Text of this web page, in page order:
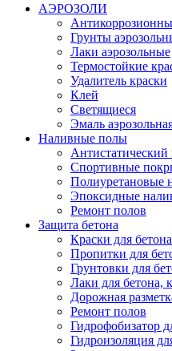
АЭРОЗОЛИ
Грунты
Лаки аэрозольные
Термостойкие
Удалитель краски
Клей
Светящиеся
Эмаль
Наливные полы
Спортивные
Полиуретановые
Эпоксидные
Ремонт полов
Защита бетона
Краски для бетона
Пропитки для
Грунтовки для
Лаки для бетона,
Дорожная
Ремонт полов
Гидрофобизатор
Гидроизоляция